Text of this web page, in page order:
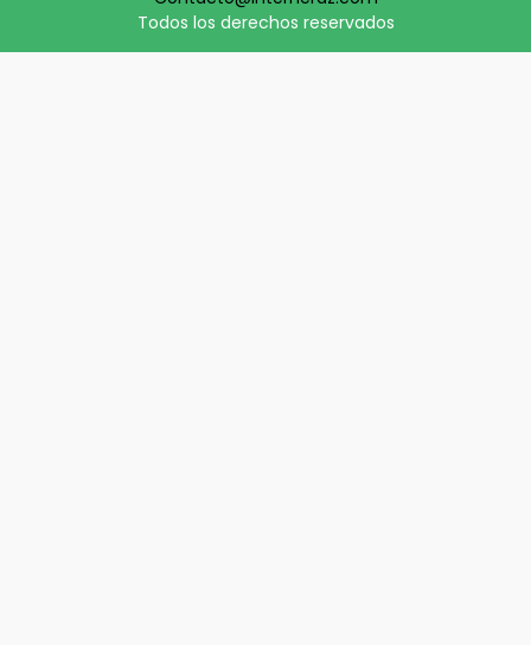
Todos los derechos reservados